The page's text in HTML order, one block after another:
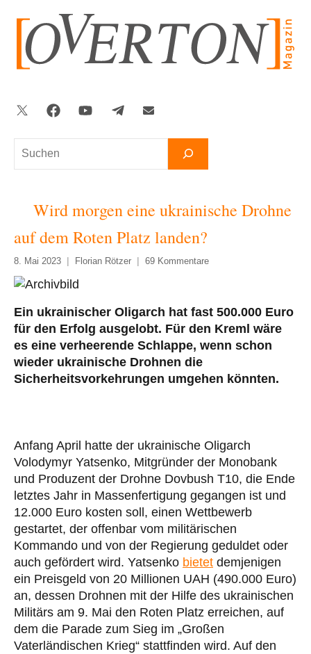
springen
Suchen
Twitter FacebookYouTubeTelegram
Wird morgen eine ukrainische Drohne
auf dem Roten Platz landen?
8. Mai 2023 Florian Rötzer 69 Kommentare
Ein ukrainischer Oligarch hat fast 500.000 Euro
für den Erfolg ausgelobt. Für den Kreml wäre
es eine verheerende Schlappe, wenn schon
wieder ukrainische Drohnen die
Sicherheitsvorkehrungen umgehen könnten.
Anfang April hatte der ukrainische Oligarch
Volodymyr Yatsenko, Mitgründer der Monobank
und Produzent der Drohne Dovbush T10, die Ende
letztes Jahr in Massenfertigung gegangen ist und
12.000 Euro kosten soll, einen Wettbewerb
gestartet, der offenbar vom militärischen
Kommando und von der Regierung geduldet oder
auch gefördert wird. Yatsenko bietet demjenigen
ein Preisgeld von 20 Millionen UAH (490.000 Euro)
an, dessen Drohnen mit der Hilfe des ukrainischen
Militärs am 9. Mai den Roten Platz erreichen, auf
dem die Parade zum Sieg im „Großen
Vaterländischen Krieg“ stattfinden wird. Auf den